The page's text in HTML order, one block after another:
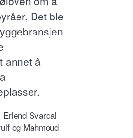
Det ble
annet å
Svardal
og Mahmoud